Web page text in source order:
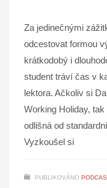
Za jedinečnými
odcestovat formou
krátkodobý i
student tráví čas v
lektora. Ačkoliv si
Working Holiday,
odlišná od
Vyzkoušel si
PUBLIKOVÁNO